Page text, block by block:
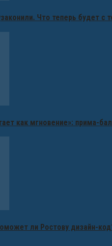
Что теперь будет с
как мгновение»: прима-
ли Ростову дизайн-